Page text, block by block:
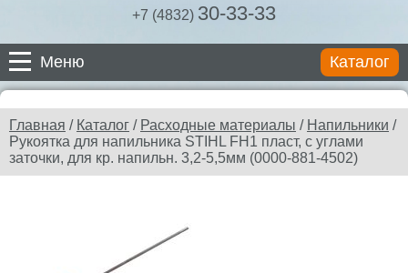
+7 (4832) 30-33-33
Меню Каталог
Каталог
Официальный сайт
Юридическое
Главная / Каталог / Расходные материалы / Напильники /
Рукоятка для напильника STIHL FH1 пласт, с углами
заточки, для кр. напильн. 3,2-5,5мм (0000-881-4502)